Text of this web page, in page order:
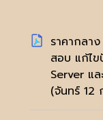
ราคากลา
สอบ แก้ไข
Server แ
(จันทร์ 12